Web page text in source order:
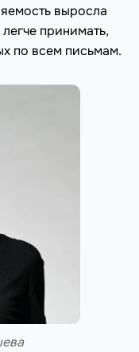
выросла
принимать,
по всем письмам.